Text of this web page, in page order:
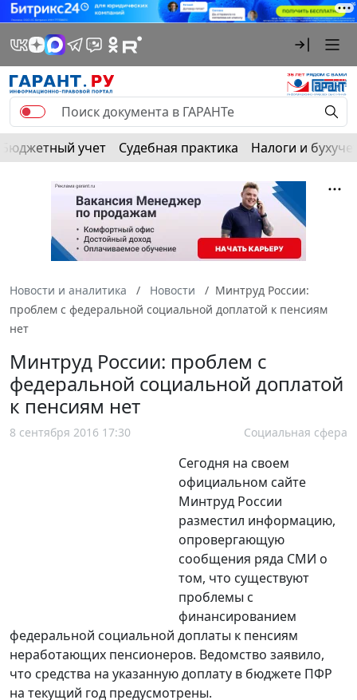
Бюджетный учет Судебная практика Налоги и
Новости и аналитика Новости
Минтруд России:
проблем с федеральной социальной доплатой к пенсиям
нет
Минтруд России: проблем с
федеральной социальной доплатой
к пенсиям нет
8 сентября 2016 17:30 Социальная сфера
Сегодня на своем
официальном сайте
Минтруд России
разместил информацию,
опровергающую
сообщения ряда СМИ о
том, что существуют
проблемы с
финансированием
федеральной социальной доплаты к пенсиям
неработающих пенсионеров. Ведомство заявило,
что средства на указанную доплату в бюджете ПФР
на текущий год предусмотрены.